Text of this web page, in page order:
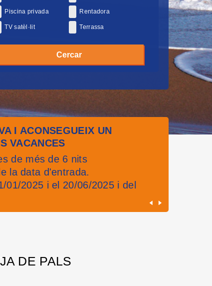
Piscina privada Rentadora
TV satèl·lit Terrassa
I ACONSEGUEIX UN
VACANCES
de més de 6 nits
la data d'entrada.
01/2025 i el 20/06/2025 i del
DE PALS